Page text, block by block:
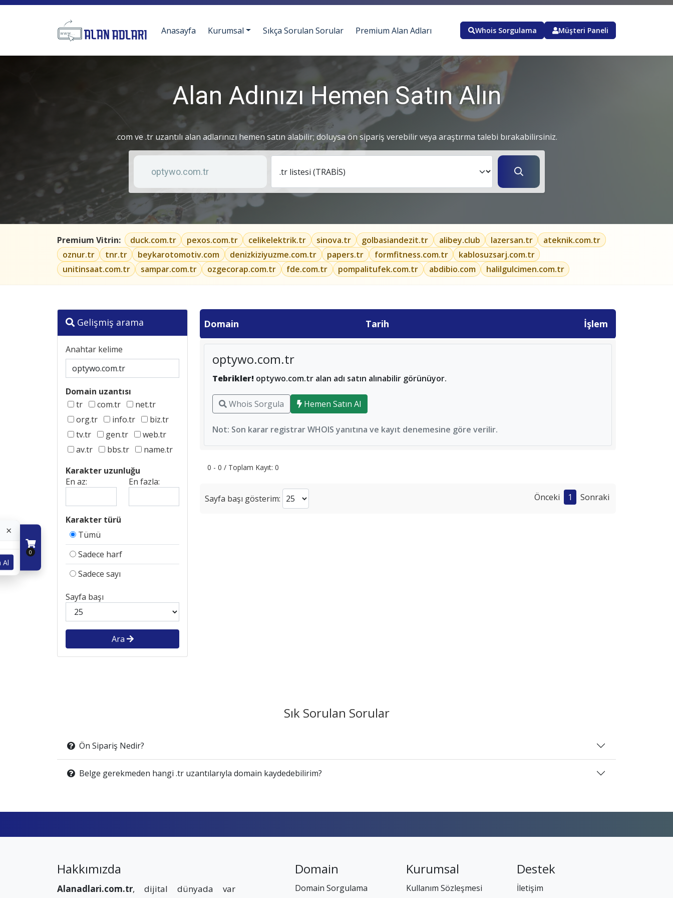
Anasayfa Kurumsal Sıkça Sorulan Sorular Premium Alan Adları Whois Sorgulama Müşteri Paneli
Alan Adınızı Hemen Satın Alın
.com ve .tr uzantılı alan adlarınızı hemen satın alabilir; doluysa ön sipariş verebilir veya araştırma talebi bırakabilirsiniz.
Anahtar kelime
Liste türü
Premium Vitrin: duck.com.tr pexos.com.tr celikelektrik.tr sinova.tr golbasiandezit.tr alibey.club lazersan.tr
ateknik.com.tr
oznur.tr
tnr.tr beykarotomotiv.com denizkiziyuzme.com.tr papers.tr formfitness.com.tr
kablosuzsarj.com.tr
unitinsaat.com.tr
sampar.com.tr ozgecorap.com.tr fde.com.tr pompalitufek.com.tr abdibio.com halilgulcimen.com.tr
Gelişmiş arama
Anahtar kelime
Domain uzantısı
tr
com.tr
net.tr
org.tr
info.tr
biz.tr
tv.tr
gen.tr
web.tr
av.tr
bbs.tr
name.tr
Karakter uzunluğu
En az:
En fazla:
Karakter türü
Tümü
Sadece harf
Sadece sayı
Sayfa başı
Ara
Domain Tarih İşlem
optywo.com.tr
Tebrikler! optywo.com.tr alan adı satın alınabilir görünüyor.
Whois Sorgula Hemen Satın Al
Not: Son karar registrar WHOIS yanıtına ve kayıt denemesine göre verilir.
0 - 0 / Toplam Kayıt: 0
Sayfa başı gösterim: Önceki 1 Sonraki
Sık Sorulan Sorular
Ön Sipariş Nedir?
Belge gerekmeden hangi .tr uzantılarıyla domain kaydedebilirim?
Hakkımızda
Alanadlari.com.tr, dijital dünyada var
Domain
Domain Sorgulama
Kurumsal
Kullanım Sözleşmesi
Destek
İletişim
0
×
Al